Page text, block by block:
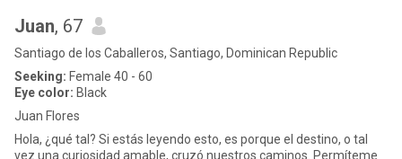
Juan, 67
Santiago de los Caballeros, Santiago, Dominican Republic
Seeking: Female 40 - 60
Eye color: Black
Juan Flores
Hola, ¿qué tal? Si estás leyendo esto, es porque el destino, o tal
vez una curiosidad amable, cruzó nuestros caminos. Permíteme